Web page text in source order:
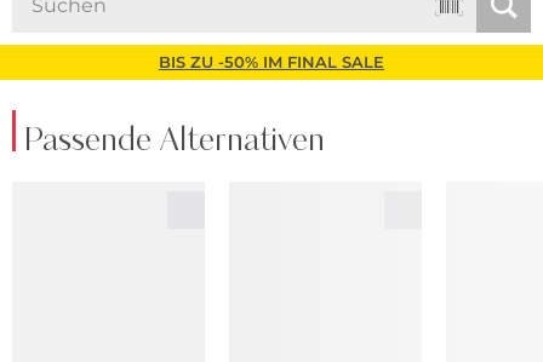
BIS ZU -50% IM FINAL SALE
Passende Alternativen